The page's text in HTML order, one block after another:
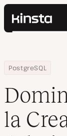
Kinsta®
Precios
Contacto
Buscar
Home
Centro de Recursos
Blog
PostgreSQL
Dominar
la